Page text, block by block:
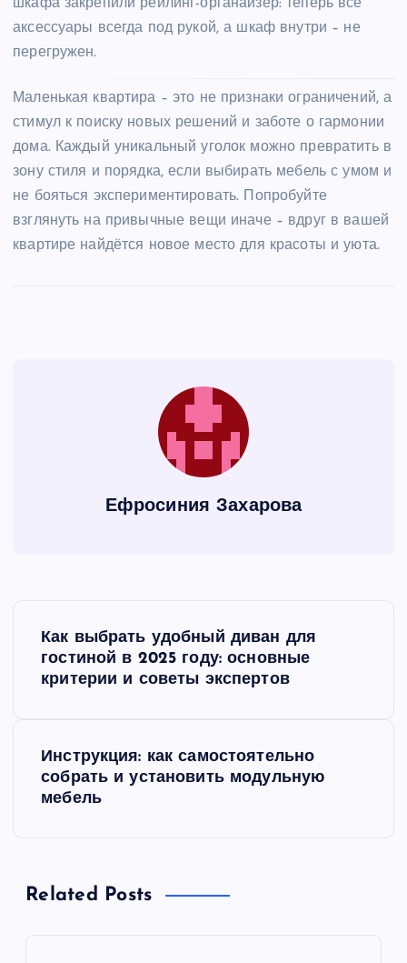
шкафа закрепили рейлинг-органайзер: теперь все
аксессуары всегда под рукой, а шкаф внутри – не
перегружен.
Маленькая квартира – это не признаки ограничений, а
стимул к поиску новых решений и заботе о гармонии
дома. Каждый уникальный уголок можно превратить в
зону стиля и порядка, если выбирать мебель с умом и
не бояться экспериментировать. Попробуйте
взглянуть на привычные вещи иначе – вдруг в вашей
квартире найдётся новое место для красоты и уюта.
Ефросиния Захарова
ц
Как выбрать удобный диван для
гостиной в 2025 году: основные
критерии и советы экспертов
Инструкция: как самостоятельно
собрать и установить модульную
мебель
Related Posts